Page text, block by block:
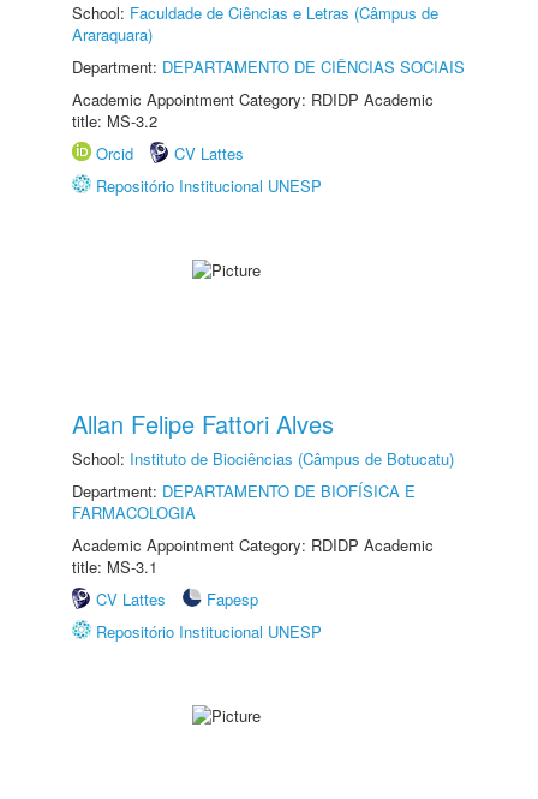
School: Faculdade de Ciências e Letras (Câmpus de
Araraquara)
Department: DEPARTAMENTO DE CIÊNCIAS SOCIAIS
Academic Appointment Category: RDIDP Academic
title: MS-3.2
Orcid
CV Lattes
Repositório Institucional UNESP
Allan Felipe Fattori Alves
School: Instituto de Biociências (Câmpus de Botucatu)
Department: DEPARTAMENTO DE BIOFÍSICA E
FARMACOLOGIA
Academic Appointment Category: RDIDP Academic
title: MS-3.1
CV Lattes
Fapesp
Repositório Institucional UNESP